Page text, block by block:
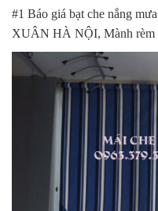
#1 Báo giá bạt che nắng
XUÂN HÀ NỘI, Mành rèm